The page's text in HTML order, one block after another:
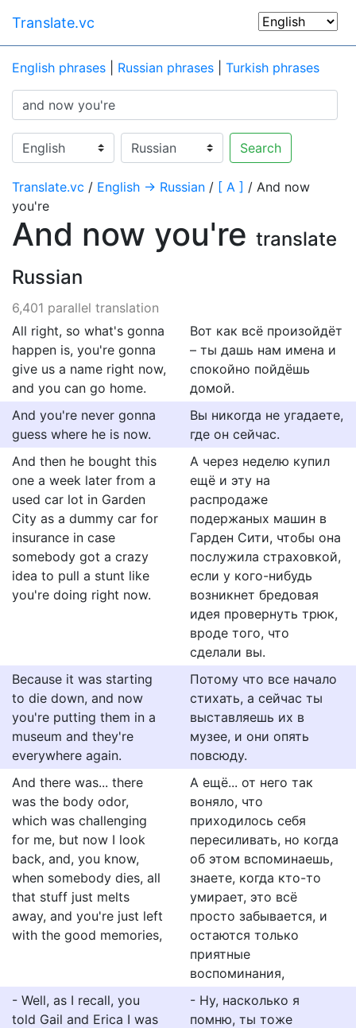
Translate.vc
English phrases Russian phrases Turkish phrases
Search
Translate.vc / English → Russian / [ A ] / And now
you're
And now you're translate
Russian
6,401 parallel translation
All right, so what's gonna
happen is, you're gonna
give us a name right now,
and you can go home.
Вот как всё произойдёт
– ты дашь нам имена и
спокойно пойдёшь
домой.
And you're never gonna
guess where he is now.
Вы никогда не угадаете,
где он сейчас.
And then he bought this
one a week later from a
used car lot in Garden
City as a dummy car for
insurance in case
somebody got a crazy
idea to pull a stunt like
you're doing right now.
А через неделю купил
ещё и эту на
распродаже
подержаных машин в
Гарден Сити, чтобы она
послужила страховкой,
если у кого-нибудь
возникнет бредовая
идея провернуть трюк,
вроде того, что
сделали вы.
Because it was starting
to die down, and now
you're putting them in a
museum and they're
everywhere again.
Потому что все начало
стихать, а сейчас ты
выставляешь их в
музее, и они опять
повсюду.
And there was... there
was the body odor,
which was challenging
for me, but now I look
back, and, you know,
when somebody dies, all
that stuff just melts
away, and you're just left
with the good memories,
А ещё... от него так
воняло, что
приходилось себя
пересиливать, но когда
об этом вспоминаешь,
знаете, когда кто-то
умирает, это всё
просто забывается, и
остаются только
приятные
воспоминания,
- Well, as I recall, you
told Gail and Erica I was
- Ну, насколько я
помню, ты тоже